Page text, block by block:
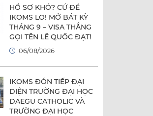
HỒ SƠ KHÓ? CỨ ĐỂ
IKOMS LO! MỞ BÁT KỲ
THÁNG 9 – VISA THẲNG
GỌI TÊN LÊ QUỐC ĐẠT!
06/08/2026
IKOMS ĐÓN TIẾP ĐẠI
DIỆN TRƯỜNG ĐẠI HỌC
DAEGU CATHOLIC VÀ
TRƯỜNG ĐẠI HỌC